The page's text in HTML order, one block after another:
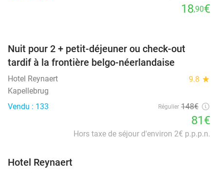
18,90€
Nuit pour 2 + petit-déjeuner ou check-out
tardif à la frontière belgo-néerlandaise
Hotel Reynaert 9.8 star
Kapellebrug
Vendu : 133
Régulier 148€
81€
Hors taxe de séjour d'environ 2€ p.p.p.n.
Hotel Reynaert